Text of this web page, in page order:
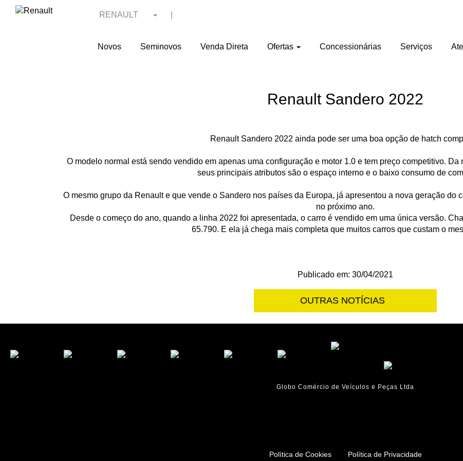
RENAULT
Novos Seminovos Venda Direta Ofertas Concessionárias Serviços
Renault Sandero 2022
Renault Sandero 2022 ainda pode ser uma boa opção de hatch
O modelo normal está sendo vendido em apenas uma configuração e motor 1.0 e tem preço competitivo.
seus principais atributos são o espaço interno e o baixo consumo de
O mesmo grupo da Renault e que vende o Sandero nos países da Europa, já apresentou a nova geração do
no próximo ano.
Desde o começo do ano, quando a linha 2022 foi apresentada, o carro é vendido em uma única versão.
65.790. E ela já chega mais completa que muitos carros que custam o
Publicado em: 30/04/2021
OUTRAS NOTÍCIAS
Globo Comércio de Veículos e Peças Ltda
Política de Cookies Política de Privacidade